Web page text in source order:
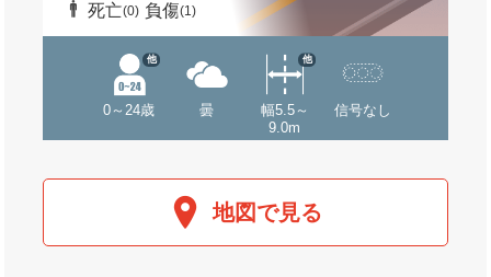
死亡(0) 負傷(1)
0～24歳
他
曇
幅5.5～
9.0m
他
信号なし
地図で見る